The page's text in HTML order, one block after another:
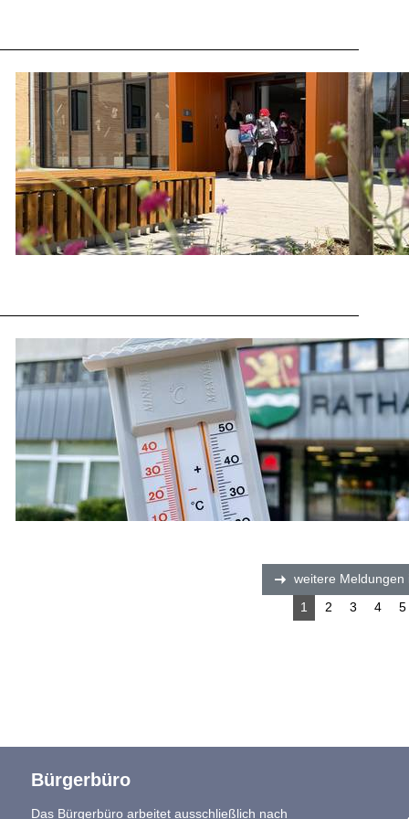
weitere Meldungen
1 2 3 4 5
Bürgerbüro
Das Bürgerbüro arbeitet ausschließlich nach